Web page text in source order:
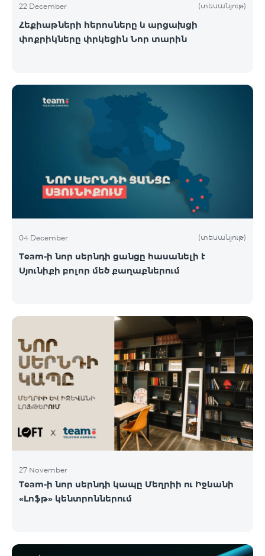
22 December (տեսանյութ)
Հեքիաթների հերոսները և արցախցի
փոքրիկները փրկեցին Նոր տարին
04 December (տեսանյութ)
Team-ի նոր սերնդի ցանցը հասանելի է
Սյունիքի բոլոր մեծ քաղաքներում
27 November
Team-ի նոր սերնդի կապը Մեղրիի ու Իջևանի
«Լոֆթ» կենտրոններում